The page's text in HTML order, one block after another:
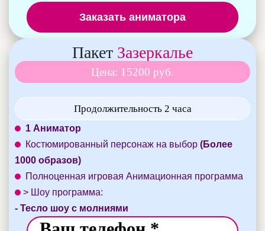
Заказать аниматора
Пакет Зазеркалье
Цена: 15200 руб.
Продолжительность 2 часа
1 Аниматор
Костюмированный персонаж на выбор (Более
1000 образов)
Полноценная игровая Анимационная программа
> Шоу программа:
- Тесло шоу с молниями